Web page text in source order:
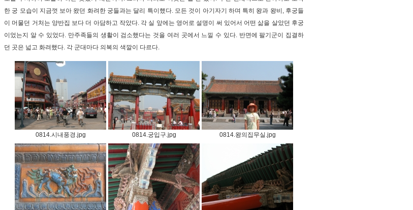
한 궁 모습이 지금껏 보아 왔던 화려한 궁들과는 달리 특이했다. 모든 것이 아기자기 하며 특히 왕과 왕비, 후궁들
이 머물던 거처는 양반집 보다 더 아담하고 작았다. 각 실 앞에는 영어로 설명이 써 있어서 어떤 삶을 살았던 후궁
이었는지 알 수 있었다. 만주족들의 생활이 검소했다는 것을 여러 곳에서 느낄 수 있다. 반면에 팔기군이 집결하
던 곳은 넓고 화려했다. 각 군대마다 의복의 색깔이 다르다.
0814.시내풍경.jpg 0814.궁입구.jpg 0814.왕의집무실.jpg